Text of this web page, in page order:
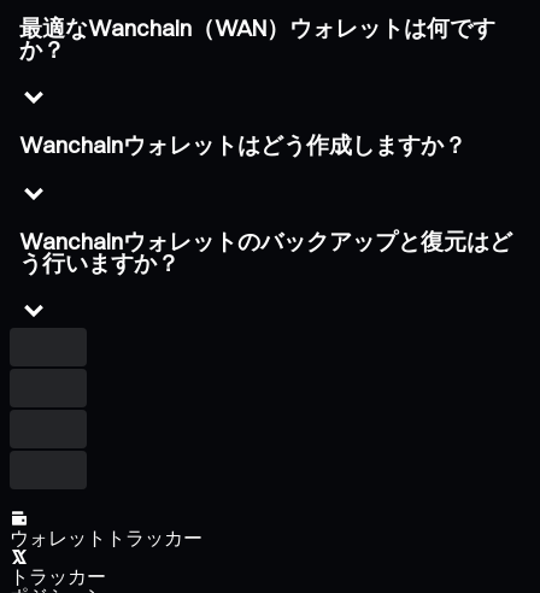
最適なWanchain（WAN）ウォレットは何です
か？
Wanchainウォレットはどう作成しますか？
Wanchainウォレットのバックアップと復元はど
う行いますか？
ウォレットトラッカー
トラッカー